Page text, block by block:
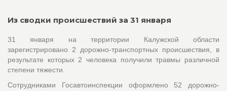
Из сводки происшествий за 31 января
31 января на территории Калужской области
зарегистрировано 2 дорожно-транспортных происшествия, в
результате которых 2 человека получили травмы различной
степени тяжести.
Сотрудниками Госавтоинспекции оформлено 52 дорожно-